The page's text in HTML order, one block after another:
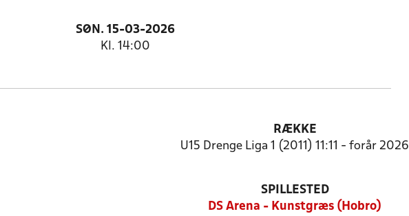
SØN. 15-03-2026
Kl. 14:00
RÆKKE
U15 Drenge Liga 1 (2011) 11:11 - forår 2026
SPILLESTED
DS Arena - Kunstgræs (Hobro)